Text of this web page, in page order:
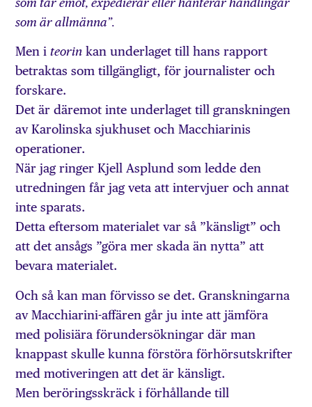
som tar emot, expedierar eller hanterar handlingar
somär allmänna”.
Men iteorin kan underlaget till hans rapport
betraktas som tillgängligt, för journalister och
forskare.
Det är däremot inte underlaget till granskningen
av Karolinska sjukhuset och Macchiarinis
operationer.
När jag ringer Kjell Asplund som ledde den
utredningen får jag veta att intervjuer och annat
inte sparats.
Detta eftersom materialet var så ”känsligt” och
att det ansågs ”göra mer skada än nytta” att
bevara materialet.
Och så kan man förvisso se det. Granskningarna
av Macchiarini-affären går ju inte att jämföra
med polisiära förundersökningar där man
knappast skulle kunna förstöra förhörsutskrifter
med motiveringen att det är känsligt.
Men beröringsskräck i förhållande till